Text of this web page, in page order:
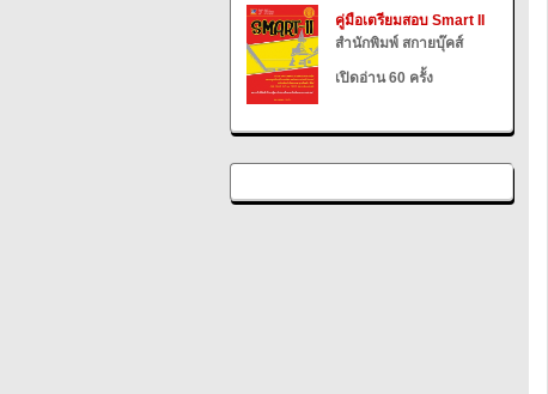
คู่มือเตรียมสอบ Smart II
สำนักพิมพ์ สกายบุ๊คส์
เปิดอ่าน 60 ครั้ง